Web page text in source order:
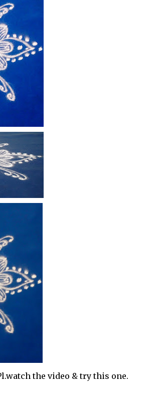
the video & try this one.